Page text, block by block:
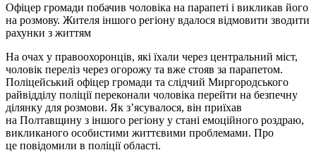
Офіцер громади побачив чоловіка на парапеті і викликав його
на розмову. Жителя іншого регіону вдалося відмовити зводити
рахунки з життям
На очах у правоохоронців, які їхали через центральний міст,
чоловік переліз через огорожу та вже стояв за парапетом.
Поліцейський офіцер громади та слідчий Миргородського
райвідділу поліції переконали чоловіка перейти на безпечну
ділянку для розмови. Як з’ясувалося, він приїхав
на Полтавщину з іншого регіону у стані емоційного роздраю,
викликаного особистими життєвими проблемами. Про
це повідомили в поліції області.